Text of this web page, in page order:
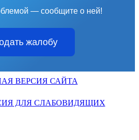
— сообщите о ней!
жалобу
ВЕРСИЯ САЙТА
ДЛЯ СЛАБОВИДЯЩИХ